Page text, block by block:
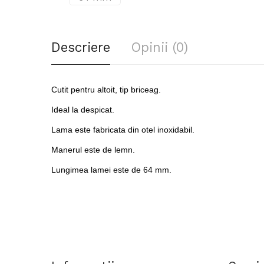
Descriere Opinii (0)
Cutit pentru altoit, tip briceag.
Ideal la despicat.
Lama este fabricata din otel inoxidabil.
Manerul este de lemn.
Lungimea lamei este de 64 mm.